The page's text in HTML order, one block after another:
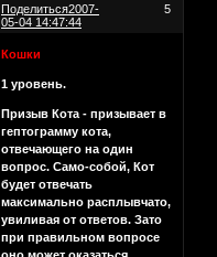
Поделиться 5
2007-
05-04 14:47:44
Кошки
1 уровень.
Призыв Кота - призывает в
гептограмму кота,
отвечающего на один
вопрос. Само-собой, Кот
будет отвечать
максимально расплывчато,
увиливая от ответов. Зато
при правильном вопросе